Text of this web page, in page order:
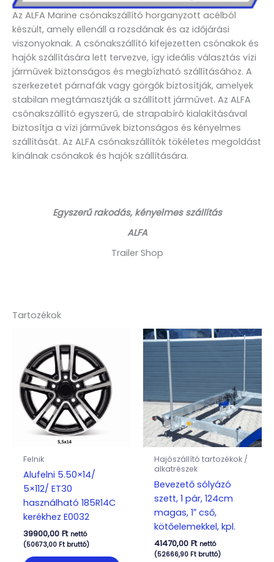
Az ALFA Marine csónakszállító horganyzott acélból
készült, amely ellenáll a rozsdának és az időjárási
viszonyoknak. A csónakszállító kifejezetten csónakok és
hajók szállítására lett tervezve, így ideális választás vízi
járművek biztonságos és megbízható szállításához. A
szerkezetet párnafák vagy görgők biztosítják, amelyek
stabilan megtámasztják a szállított járművet. Az ALFA
csónakszállító egyszerű, de strapabíró kialakításával
biztosítja a vízi járművek biztonságos és kényelmes
szállítását. Az ALFA csónakszállítók tökéletes megoldást
kínálnak csónakok és hajók szállítására.
Egyszerű rakodás, kényelmes szállítás
ALFA
Trailer Shop
Tartozékok
Felnik
Alufelni 5.50×14/
5×112/ ET30
használható 185R14C
kerékhez E0032
39900,00 Ft nettó
(50673,00 Ftbruttó)
Hajószállító tartozékok /
alkatrészek
Bevezető sólyázó
szett, 1 pár, 124cm
magas, 1″ cső,
kötőelemekkel, kpl.
41470,00 Ft nettó
(52666,90 Ftbruttó)